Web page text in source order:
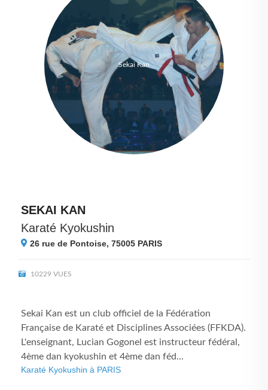
Sekai Kan
SEKAI KAN
Karaté Kyokushin
26 rue de Pontoise, 75005 PARIS
10229 VUES
Sekai Kan est un club officiel de la Fédération
Française de Karaté et Disciplines Associées (FFKDA).
L'enseignant, Lucian Gogonel est instructeur fédéral,
4ème dan kyokushin et 4ème dan féd...
Karaté Kyokushin à PARIS